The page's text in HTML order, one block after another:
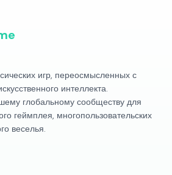
игр, переосмысленных с
интеллекта.
глобальному сообществу для
геймплея, многопользовательских
веселья.